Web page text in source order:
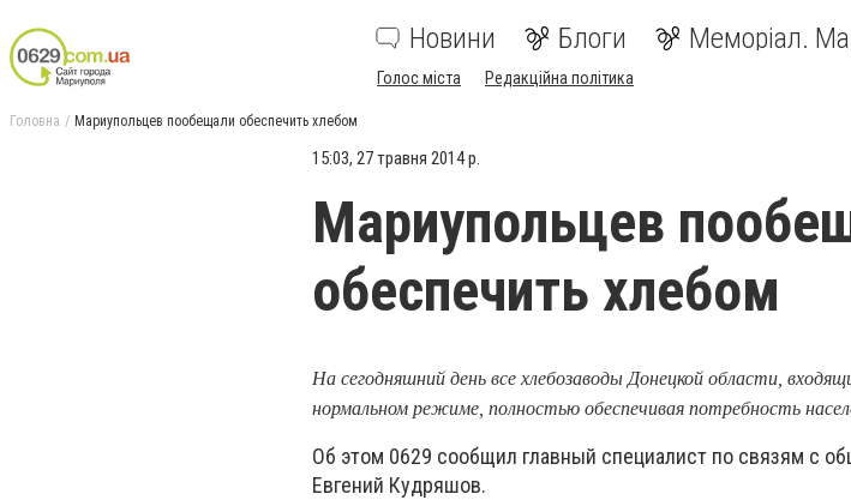
Новини Блоги Меморіал.
Голос міста Редакційна політика
Головна Мариупольцев пообещали обеспечить хлебом
15:03, 27 травня 2014 р.
Мариупольцев
обеспечить хлебом
На сегодняшний день все хлебозаводы Донецкой области,
нормальном режиме, полностью обеспечивая потребность
Об этом 0629 сообщил главный специалист по связям с
Евгений Кудряшов.